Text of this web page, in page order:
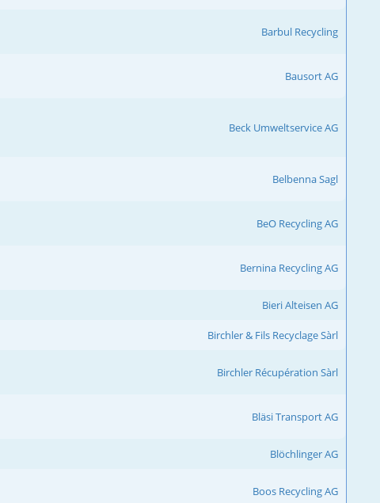
Barbul Recycling
Bausort AG
Beck Umweltservice AG
Belbenna Sagl
BeO Recycling AG
Bernina Recycling AG
Bieri Alteisen AG
Birchler & Fils Recyclage Sàrl
Birchler Récupération Sàrl
Bläsi Transport AG
Blöchlinger AG
Boos Recycling AG